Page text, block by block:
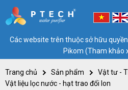
Các website trên thuộc sở hữu
Pikom (Tham khảo
Trang chủ Sản phẩm
Vật tư -
Vật liệu lọc nước - hạt trao đổi Ion